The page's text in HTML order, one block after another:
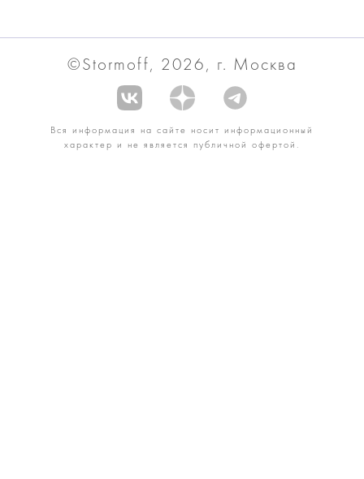
©Stormoff, 2026, г. Москва
Вся информация на сайте носит информационный
характер и не является публичной офертой.